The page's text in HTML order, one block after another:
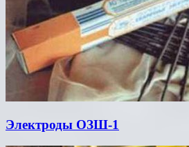
Электроды ОЗШ-1